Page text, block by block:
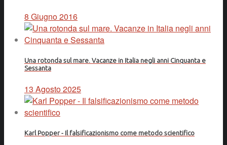
8 Giugno 2016
Una rotonda sul mare. Vacanze in Italia negli anni Cinquanta e
Sessanta
13 Agosto 2025
Karl Popper - Il falsificazionismo come metodo scientifico